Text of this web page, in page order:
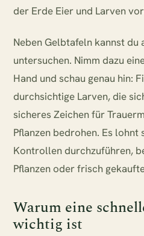
der Erde Eier und Larven
Neben Gelbtafeln kannst du
untersuchen. Nimm dazu
Hand und schau genau hin:
durchsichtige Larven, die
sicheres Zeichen für
Pflanzen bedrohen. Es
Kontrollen durchzuführen,
Pflanzen oder frisch
Warum eine
wichtig ist